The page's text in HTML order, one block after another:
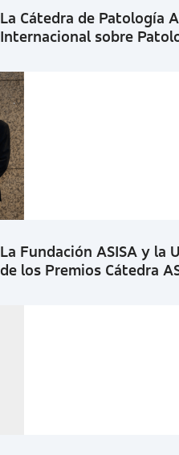
La Cátedra de Patología
Internacional sobre
La Fundación ASISA y la
de los Premios Cátedra